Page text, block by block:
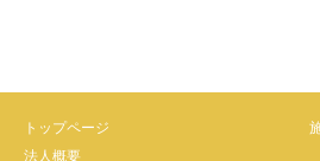
トップページ
法人概要